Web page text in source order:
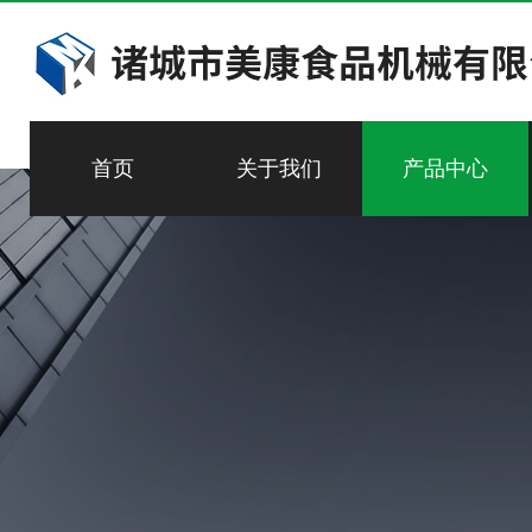
首页 关于我们 产品中心